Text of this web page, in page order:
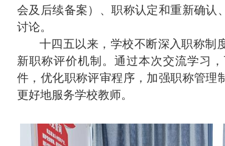
会及后续备案）、职称认定和重新确认
讨论。
十四五以来，学校不断深入职称制
新职称评价机制。 通过本次交流学习，
件， 优化职称评审程序， 加强职称管理
更好地服务学校教师。